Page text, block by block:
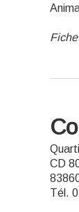
CD
Tél.